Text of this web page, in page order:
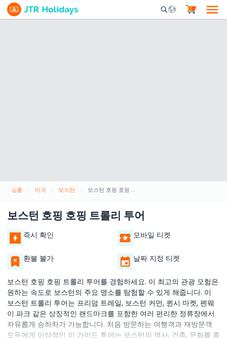
Mobile Search
홈 미국 보스턴 보스턴 호핑 호핑 트롤리 투어
보스턴 호핑 호핑 트롤리 투어
즉시 확인 모바일 티켓
환불 불가 날짜 지정 티켓
보스턴 호핑 호핑 트롤리 투어를 경험하세요. 이 최고의 관광 모험은
원하는 속도로 보스턴의 주요 명소를 탐험할 수 있게 해줍니다. 이
보스턴 트롤리 투어는 프리덤 트레일, 보스턴 커먼, 퀸시 마켓, 펜웨
이 파크 같은 상징적인 랜드마크를 포함한 여러 편리한 정류장에서
자유롭게 승하차가 가능합니다. 처음 방문하는 여행객과 재방문객
모두에게 이상적인 이 가이드 투어는 보스턴의 역사, 건축, 문화를 흥